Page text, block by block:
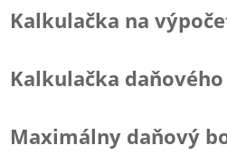
Kalkulačka na
Kalkulačka
Maximálny daňový